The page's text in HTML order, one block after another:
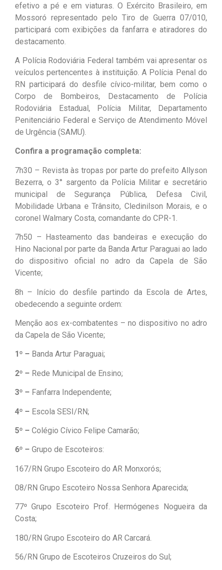
efetivo a pé e em viaturas. O Exército Brasileiro, em
Mossoró representado pelo Tiro de Guerra 07/010,
participará com exibições da fanfarra e atiradores do
destacamento.
A Polícia Rodoviária Federal também vai apresentar os
veículos pertencentes à instituição. A Polícia Penal do
RN participará do desfile cívico-militar, bem como o
Corpo de Bombeiros, Destacamento de Polícia
Rodoviária Estadual, Polícia Militar, Departamento
Penitenciário Federal e Serviço de Atendimento Móvel
de Urgência (SAMU).
Confira a programação completa:
7h30 – Revista às tropas por parte do prefeito Allyson
Bezerra, o 3° sargento da Polícia Militar e secretário
municipal de Segurança Pública, Defesa Civil,
Mobilidade Urbana e Trânsito, Cledinilson Morais, e o
coronel Walmary Costa, comandante do CPR-1.
7h50 – Hasteamento das bandeiras e execução do
Hino Nacional por parte da Banda Artur Paraguai ao lado
do dispositivo oficial no adro da Capela de São
Vicente;
8h – Início do desfile partindo da Escola de Artes,
obedecendo a seguinte ordem:
Menção aos ex-combatentes – no dispositivo no adro
da Capela de São Vicente;
1º – Banda Artur Paraguai;
2º – Rede Municipal de Ensino;
3º – Fanfarra Independente;
4º – Escola SESI/RN;
5º – Colégio Cívico Felipe Camarão;
6º – Grupo de Escoteiros:
167/RN Grupo Escoteiro do AR Monxorós;
08/RN Grupo Escoteiro Nossa Senhora Aparecida;
77º Grupo Escoteiro Prof. Hermógenes Nogueira da
Costa;
180/RN Grupo Escoteiro do AR Carcará.
56/RN Grupo de Escoteiros Cruzeiros do Sul;